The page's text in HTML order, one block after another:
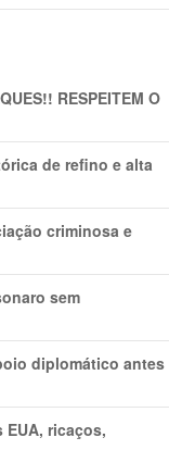
RESPEITEM O
de refino e alta
criminosa e
sem
diplomático antes
ricaços,